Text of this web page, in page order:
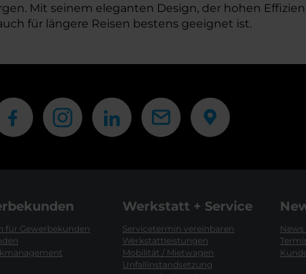
Mit seinem eleganten Design, der hohen
für längere Reisen bestens geeignet ist.
für Gewerbekunden
Werkstatt + Service
Servicetermin vereinbaren
Werkstattleistungen
Mobilität / Mietwagen
Unfallinstandsetzung
News